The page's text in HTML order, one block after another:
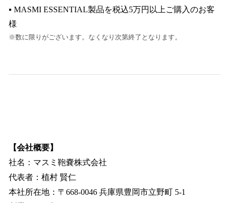
▪ MASMI ESSENTIAL製品を税込5万円以上ご購入のお客
様
※数に限りがございます。なくなり次第終了となります。
【会社概要】
社名：マスミ鞄嚢株式会社
代表者：植村 賢仁
本社所在地：〒668-0046 兵庫県豊岡市立野町 5-1